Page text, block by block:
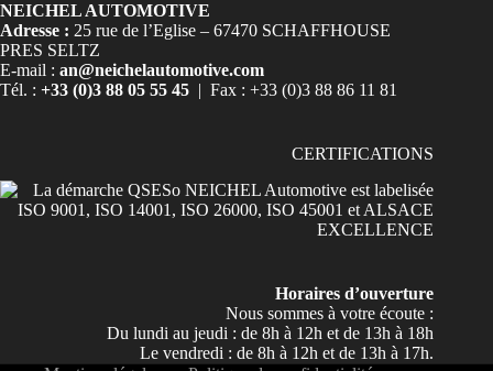
NEICHEL AUTOMOTIVE
Adresse : 25 rue de l’Eglise – 67470 SCHAFFHOUSE
PRES SELTZ
E-mail : an@neichelautomotive.com
Tél. : +33 (0)3 88 05 55 45 | Fax : +33 (0)3 88 86 11 81
CERTIFICATIONS
Horaires d’ouverture
Nous sommes à votre écoute :
Du lundi au jeudi : de 8h à 12h et de 13h à 18h
Le vendredi : de 8h à 12h et de 13h à 17h.